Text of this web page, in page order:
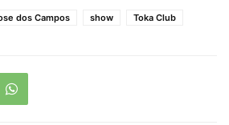
dos Campos show Toka Club